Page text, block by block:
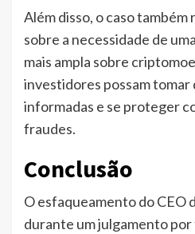
Além disso, o caso
sobre a necessidade de
mais ampla sobre
investidores possam tomar
informadas e se proteger
fraudes.
Conclusão
O esfaqueamento do CEO
durante um julgamento